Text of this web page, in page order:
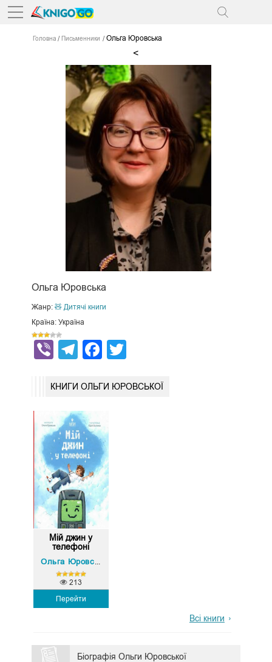
Головна Письменники Ольга Юровська
<
Ольга Юровська
Жанр: 🧸 Дитячі книги
Країна: Україна
ViberTelegram
Facebook
КНИГИ ОЛЬГИ ЮРОВСЬКОЇ
Мій джин у
телефоні
Ольга Юровська
Перейти
213
Всі книги
Біографія Ольги Юровської